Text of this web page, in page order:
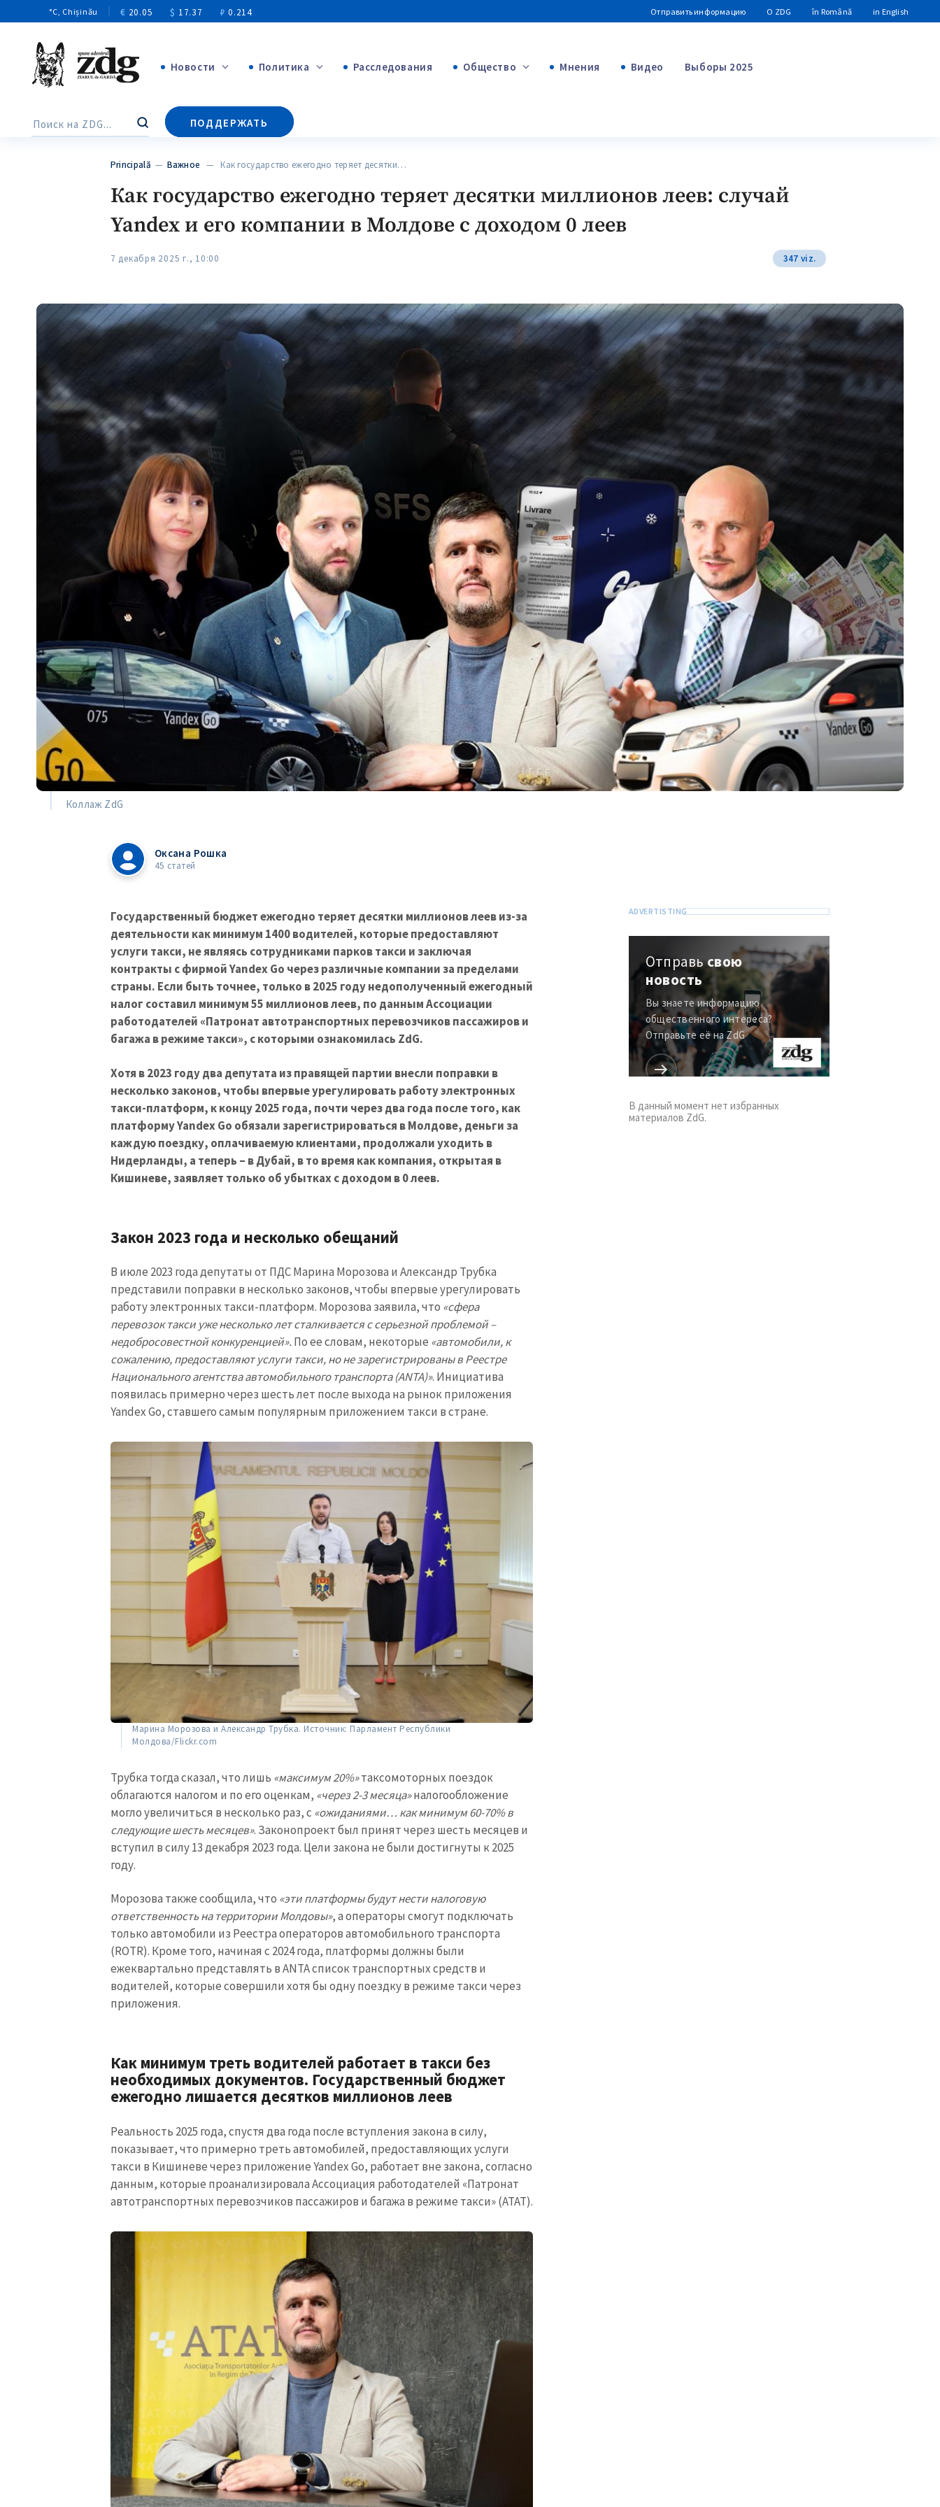
°C, Chișinău € 20.05 $ 17.37 ₽ 0.214 Отправить информацию О ZDG în Română in English
Новости
+144
Политика Расследования Общество Мнения Видео Выборы 2025
Поиск ПОДДЕРЖАТЬ
Principală —Важное — Как государство ежегодно теряет десятки…
Как государство ежегодно теряет десятки миллионов леев: случай
Yandex и его компании в Молдове с доходом 0 леев
7 декабря 2025 г., 10:00 347 viz.
Коллаж ZdG
Оксана Рошка
45 статей
Государственный бюджет ежегодно теряет десятки миллионов леев из-за
деятельности как минимум 1400 водителей, которые предоставляют
услуги такси, не являясь сотрудниками парков такси и заключая
контракты с фирмой Yandex Go через различные компании за пределами
страны. Если быть точнее, только в 2025 году недополученный ежегодный
налог составил минимум 55 миллионов леев, по данным Ассоциации
работодателей «Патронат автотранспортных перевозчиков пассажиров и
багажа в режиме такси», с которыми ознакомилась ZdG.
Хотя в 2023 году два депутата из правящей партии внесли поправки в
несколько законов, чтобы впервые урегулировать работу электронных
такси-платформ, к концу 2025 года, почти через два года после того, как
платформу Yandex Go обязали зарегистрироваться в Молдове, деньги за
каждую поездку, оплачиваемую клиентами, продолжали уходить в
Нидерланды, а теперь – в Дубай, в то время как компания, открытая в
Кишиневе, заявляет только об убытках с доходом в 0 леев.
Закон 2023 года и несколько обещаний
В июле 2023 года депутаты от ПДС Марина Морозова и Александр Трубка
представили поправки в несколько законов, чтобы впервые урегулировать
работу электронных такси-платформ. Морозова заявила, что «сфера
перевозок такси уже несколько лет сталкивается с серьезной проблемой –
недобросовестной конкуренцией».По ее словам, некоторые «автомобили, к
сожалению, предоставляют услуги такси, но не зарегистрированы в Реестре
Национального агентства автомобильного транспорта (ANTA)». Инициатива
появилась примерно через шесть лет после выхода на рынок приложения
Yandex Go, ставшего самым популярным приложением такси в стране.
Марина Морозова и Александр Трубка. Источник: Парламент Республики
Молдова/Flickr.com
Трубка тогда сказал, что лишь «максимум 20%»таксомоторных поездок
облагаются налогом и по его оценкам, «через 2-3 месяца»налогообложение
могло увеличиться в несколько раз, с «ожиданиями… как минимум 60-70% в
следующие шесть месяцев». Законопроект был принят через шесть месяцев и
вступил в силу 13 декабря 2023 года. Цели закона не были достигнуты к 2025
году.
Морозова также сообщила, что «эти платформы будут нести налоговую
ответственность на территории Молдовы», а операторы смогут подключать
только автомобили из Реестра операторов автомобильного транспорта
(ROTR). Кроме того, начиная с 2024 года, платформы должны были
ежеквартально представлять в ANTA список транспортных средств и
водителей, которые совершили хотя бы одну поездку в режиме такси через
приложения.
Как минимум треть водителей работает в такси без
необходимых документов. Государственный бюджет
ежегодно лишается десятков миллионов леев
Реальность 2025 года, спустя два года после вступления закона в силу,
показывает, что примерно треть автомобилей, предоставляющих услуги
такси в Кишиневе через приложение Yandex Go, работает вне закона, согласно
данным, которые проанализировала Ассоциация работодателей «Патронат
автотранспортных перевозчиков пассажиров и багажа в режиме такси» (ATAT).
Отправьсвою
новость
Вы знаете информацию
общественного интереса?
Отправьте её на ZdG
В данный момент нет избранных
материалов ZdG.
МОЯ НОВОСТЬ
Заголовок новости
Фотография + Загрузить изображение
Ссылка на медиа + Добавить ссылку на медиа
Текст новости + Добавить текст новости